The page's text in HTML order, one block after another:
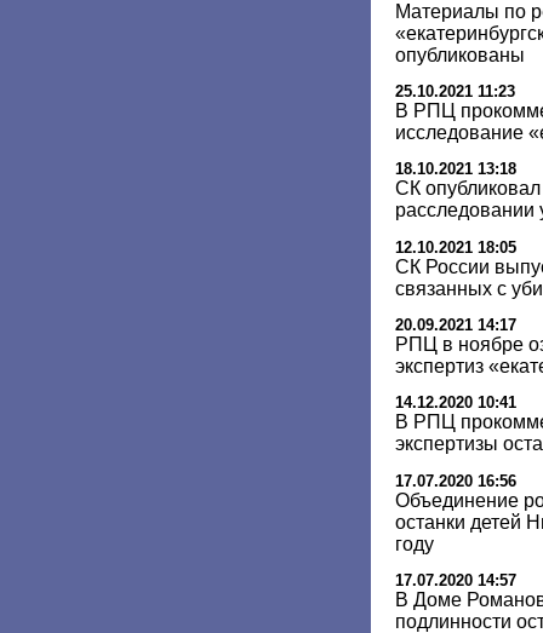
Материалы по
опубликованы
25.10.2021 11:23
В РПЦ
исследование
18.10.2021 13:18
СК опубликовал
расследовании
12.10.2021 18:05
СК России
связанных с
20.09.2021 14:17
РПЦ в ноябре
экспертиз
14.12.2020 10:41
В РПЦ
экспертизы
17.07.2020 16:56
Объединение
останки детей
году
17.07.2020 14:57
В Доме
подлинности